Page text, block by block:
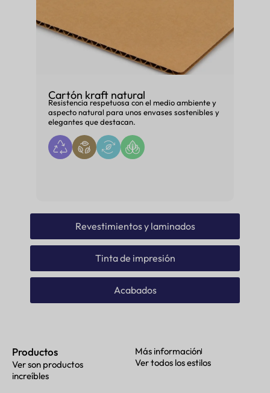
Revestimientos y laminados
Tinta de impresión
Acabados
Cartón kraft natural
Resistencia respetuosa con el medio ambiente y
aspecto natural para unos envases sostenibles y
elegantes que destacan.
Productos
Ver son productos
increíbles
Más información
Ver todos los estilos